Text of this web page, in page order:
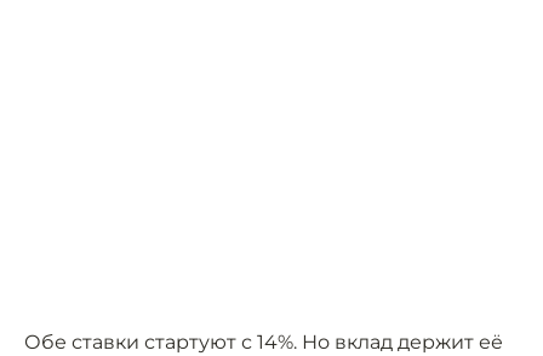
Обе ставки стартуют с 14%. Но вклад держит её